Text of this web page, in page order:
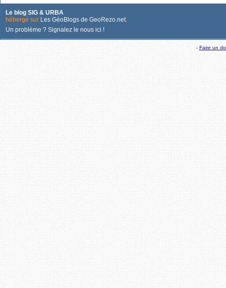
Le blog SIG & URBA
hébergé sur Les GéoBlogs de GeoRezo.net.
Un problème ? Signalez le nous ici !
- Faire un